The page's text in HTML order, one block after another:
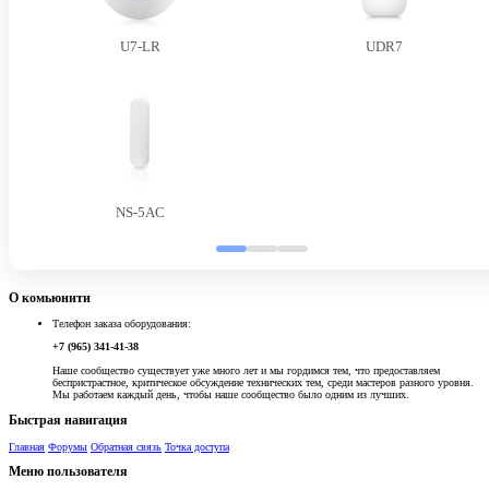
U7-LR UDR7
NS-5AC
О комьюнити
Телефон заказа оборудования:
+7 (965) 341-41-38
Наше сообщество существует уже много лет и мы гордимся тем, что предоставляем
беспристрастное, критическое обсуждение технических тем, среди мастеров разного уровня.
Мы работаем каждый день, чтобы наше сообщество было одним из лучших.
Быстрая навигация
Главная Форумы Обратная связь Точка доступа
Меню пользователя